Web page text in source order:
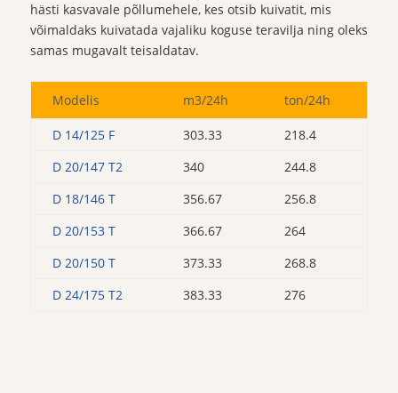
hästi kasvavale põllumehele, kes otsib kuivatit, mis
võimaldaks kuivatada vajaliku koguse teravilja ning oleks
samas mugavalt teisaldatav.
Modelis m3/24h ton/24h
D 14/125 F 303.33
218.4
D 20/147 T2
340
244.8
D 18/146 T
356.67
256.8
D 20/153 T
366.67
264
D 20/150 T
373.33
268.8
D 24/175 T2
383.33 276